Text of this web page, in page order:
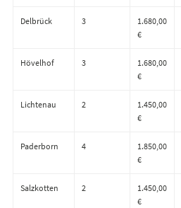
Delbrück 3
1.680,00
€
Hövelhof 3
1.680,00
€
Lichtenau 2
1.450,00
€
Paderborn 4
1.850,00
€
Salzkotten 2
1.450,00
€